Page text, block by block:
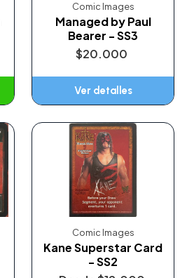
Comic Images
Managed by Paul
Bearer - SS3
$20.000
Ver detalles
Comic Images
Kane Superstar Card
- SS2